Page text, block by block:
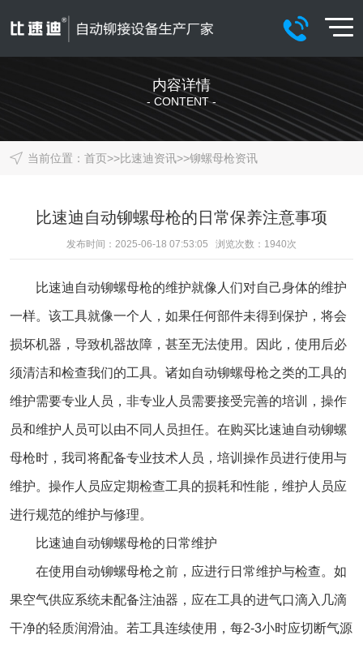
内容详情
- CONTENT -
当前位置： 首页>>比速迪资讯>>铆螺母枪资讯
比速迪自动铆螺母枪的日常保养注意事项
发布时间：2025-06-18 07:53:05 浏览次数： 1940次
比速迪 自动铆螺母枪的维护就像人们对自己身体的维护
一样。该工具就像一个人，如果任何部件未得到保护，将会
损坏机器，导致机器故障，甚至无法使用。因此，使用后必
须清洁和检查我们的工具。诸如自动铆螺母枪之类的工具的
维护需要专业人员，非专业人员需要接受完善的培训，操作
员和维护人员可以由不同人员担任。在购买比速迪自动铆螺
母枪时，我司将配备专业技术人员，培训操作员进行使用与
维护。操作人员应定期检查工具的损耗和性能，维护人员应
进行规范的维护与修理。
比速迪自动铆螺母枪的日常维护
在使用 自动铆螺母枪之前，应进行日常维护与检查。如
果空气供应系统未配备注油器，应在工具的进气口滴入几滴
干净的轻质润滑油。若工具连续使用，每2-3小时应切断气源